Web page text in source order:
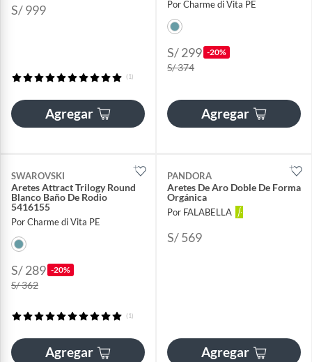
S/ 999
(1)
Agregar
Por Charme di Vita PE
S/ 299 -20%
S/ 374
Agregar
SWAROVSKI
Aretes Attract Trilogy Round
Blanco Baño De Rodio
5416155
Por Charme di Vita PE
S/ 289 -20%
S/ 362
(1)
Agregar
PANDORA
Aretes De Aro Doble De Forma
Orgánica
Por FALABELLA
S/ 569
Agregar